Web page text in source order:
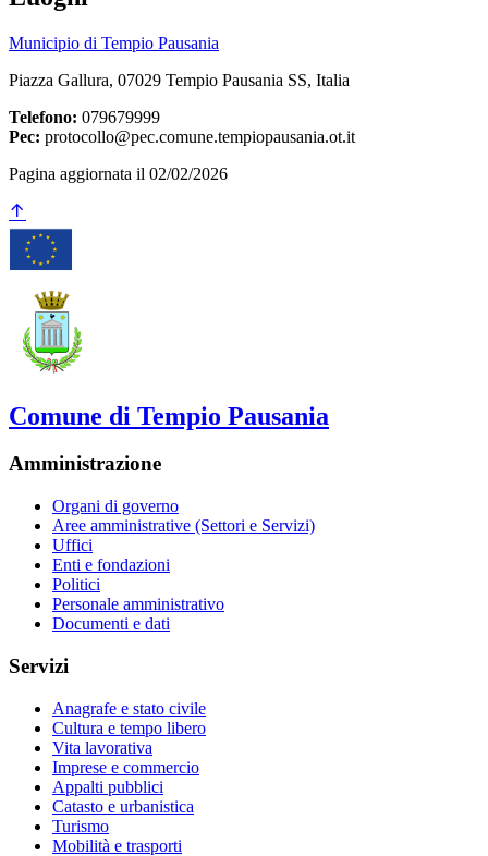
Municipio di Tempio Pausania
Piazza Gallura, 07029 Tempio Pausania SS, Italia
Telefono: 079679999
Pec: protocollo@pec.comune.tempiopausania.ot.it
Pagina aggiornata il 02/02/2026
Comune di Tempio Pausania
Amministrazione
Organi di governo
Aree amministrative (Settori e Servizi)
Uffici
Enti e fondazioni
Politici
Personale amministrativo
Documenti e dati
Servizi
Anagrafe e stato civile
Cultura e tempo libero
Vita lavorativa
Imprese e commercio
Appalti pubblici
Catasto e urbanistica
Turismo
Mobilità e trasporti